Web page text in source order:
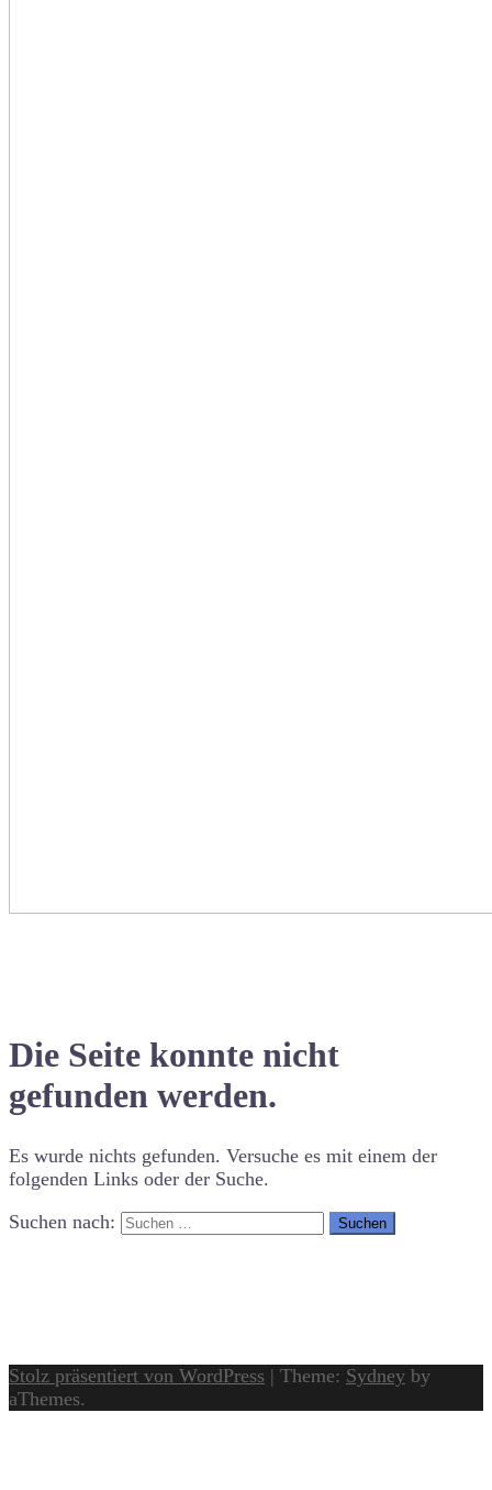
Die Seite konnte nicht
gefunden werden.
Es wurde nichts gefunden. Versuche es mit einem der
folgenden Links oder der Suche.
Suchen nach:
Stolz präsentiert von WordPress | Theme: Sydney by
aThemes.